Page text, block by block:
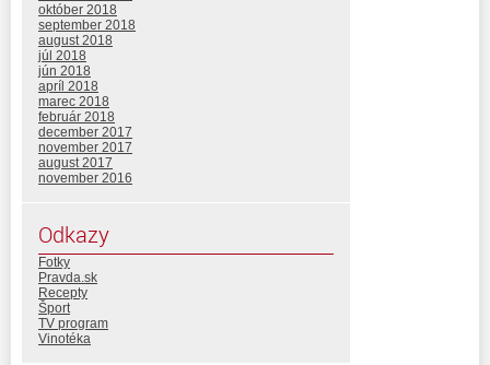
október 2018
september 2018
august 2018
júl 2018
jún 2018
apríl 2018
marec 2018
február 2018
december 2017
november 2017
august 2017
november 2016
Odkazy
Fotky
Pravda.sk
Recepty
Šport
TV program
Vinotéka